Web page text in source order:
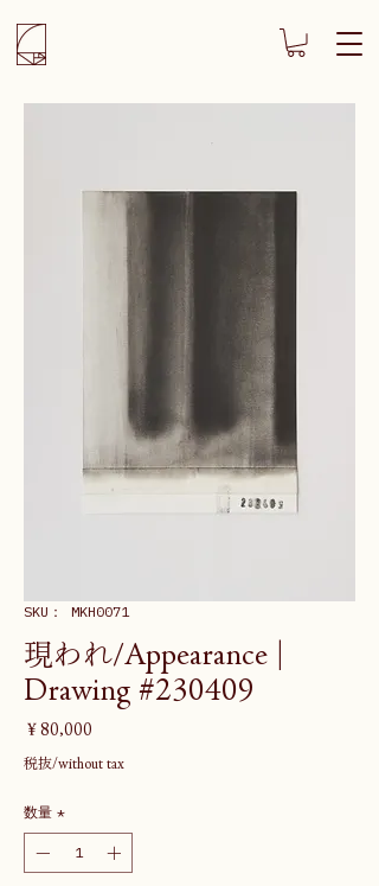
SKU： MKH0071
現われ/Appearance |
Drawing #230409
￥80,000
税抜/without tax
数量 *